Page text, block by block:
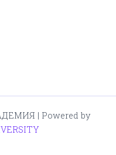
| Powered by